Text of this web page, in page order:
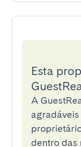
Esta
A
agradáveis
dentro das